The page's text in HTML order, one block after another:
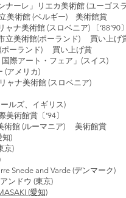
ーレ」リエカ美術館 (ユーゴス
美術館 (ベルギー) 美術館賞
美術館 (スロベニア) 〔‘88‘90〕
美術館(ポーランド) 買い上げ
ーランド) 買い上げ賞
際アート・フェア」(スイス)
アメリカ)
ャナ美術館 (スロベニア)
ルズ、イギリス)
術館賞〔‘94〕
術館 (ルーマニア) 美術館賞
)
京)
Snede and Varde (デンマーク)
ンドウ (東京)
(愛知)